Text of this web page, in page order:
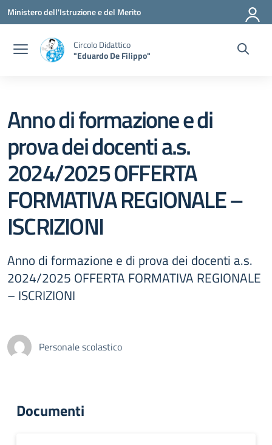
Vai ai contenuti
Vai al menu di navigazione
Vai al footer
Ministero dell'Istruzione e del Merito
Circolo Didattico
"Eduardo De Filippo"
Anno di formazione e di
prova dei docenti a.s.
2024/2025 OFFERTA
FORMATIVA REGIONALE –
ISCRIZIONI
Anno di formazione e di prova dei docenti a.s.
2024/2025 OFFERTA FORMATIVA REGIONALE
– ISCRIZIONI
Personale scolastico
Documenti